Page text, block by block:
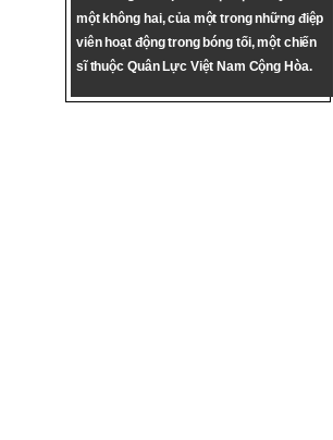
một không hai, của một trong những điệp
viên hoạt động trong bóng tối, một chiến
sĩ thuộc Quân Lực Việt Nam Cộng Hòa.